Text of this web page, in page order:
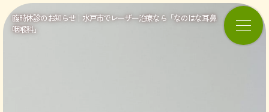
臨時休診のお知らせ｜水戸市でレーザー治療なら「なのはな耳鼻
咽喉科」